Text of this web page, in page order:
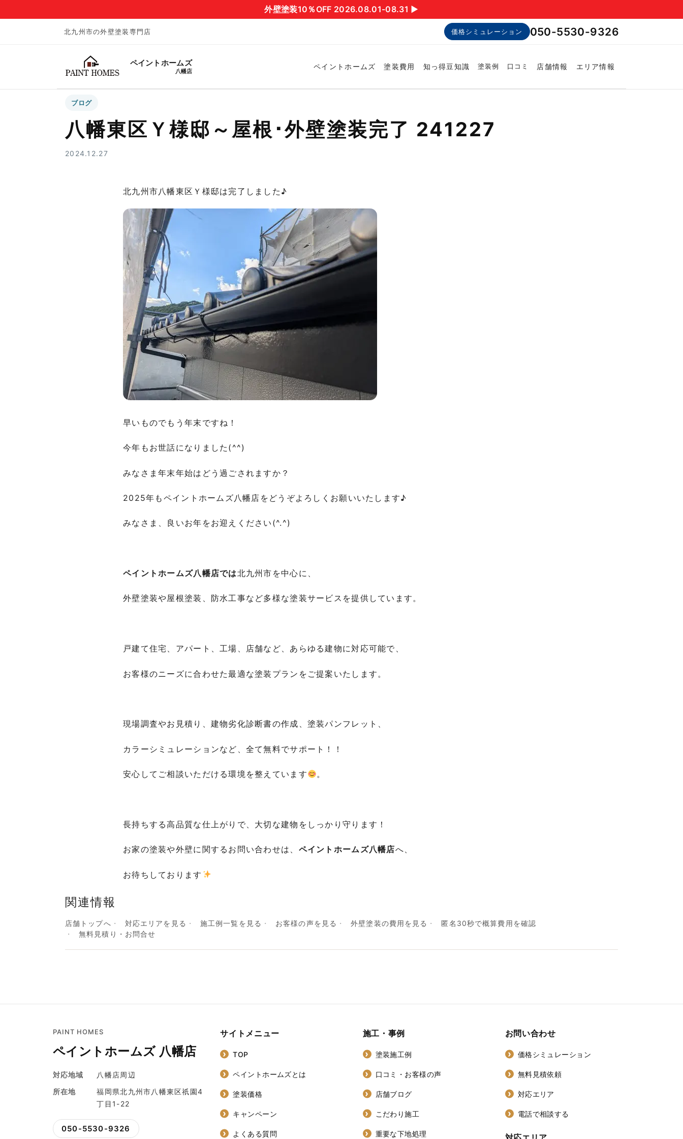
外壁塗装10％OFF 2026.08.01-08.31 ▶︎
北九州市の外壁塗装専門店 価格シミュレーション 050-5530-9326
ペイントホームズ
八幡店
ペイントホームズ 塗装費用 知っ得豆知識 塗装例 口コミ 店舗情報 エリア情報
ブログ
八幡東区Ｙ様邸～屋根･外壁塗装完了 241227
2024.12.27
北九州市八幡東区Ｙ様邸は完了しました♪
早いものでもう年末ですね！
今年もお世話になりました(^^)
みなさま年末年始はどう過ごされますか？
2025年もペイントホームズ八幡店をどうぞよろしくお願いいたします♪
みなさま、良いお年をお迎えください(^.^)
ペイントホームズ八幡店では北九州市を中心に、
外壁塗装や屋根塗装、防水工事など多様な塗装サービスを提供しています。
戸建て住宅、アパート、工場、店舗など、あらゆる建物に対応可能で、
お客様のニーズに合わせた最適な塗装プランをご提案いたします。
現場調査やお見積り、建物劣化診断書の作成、塗装パンフレット、
カラーシミュレーションなど、全て無料でサポート！！
安心してご相談いただける環境を整えています 。
長持ちする高品質な仕上がりで、大切な建物をしっかり守ります！
お家の塗装や外壁に関するお問い合わせは、 ペイントホームズ八幡店へ、
お待ちしております
関連情報
店舗トップへ 対応エリアを見る 施工例一覧を見る お客様の声を見る 外壁塗装の費用を見る
匿名30秒で概算費用を確認
無料見積り・お問合せ
PAINT HOMES
ペイントホームズ 八幡店
対応地域
八幡店周辺
所在地
福岡県北九州市八幡東区祇園4
丁目1-22
050-5530-9326
サイトメニュー
TOP
ペイントホームズとは
塗装価格
キャンペーン
よくある質問
施工・事例
塗装施工例
口コミ・お客様の声
店舗ブログ
こだわり施工
重要な下地処理
お問い合わせ
価格シミュレーション
無料見積依頼
対応エリア
電話で相談する